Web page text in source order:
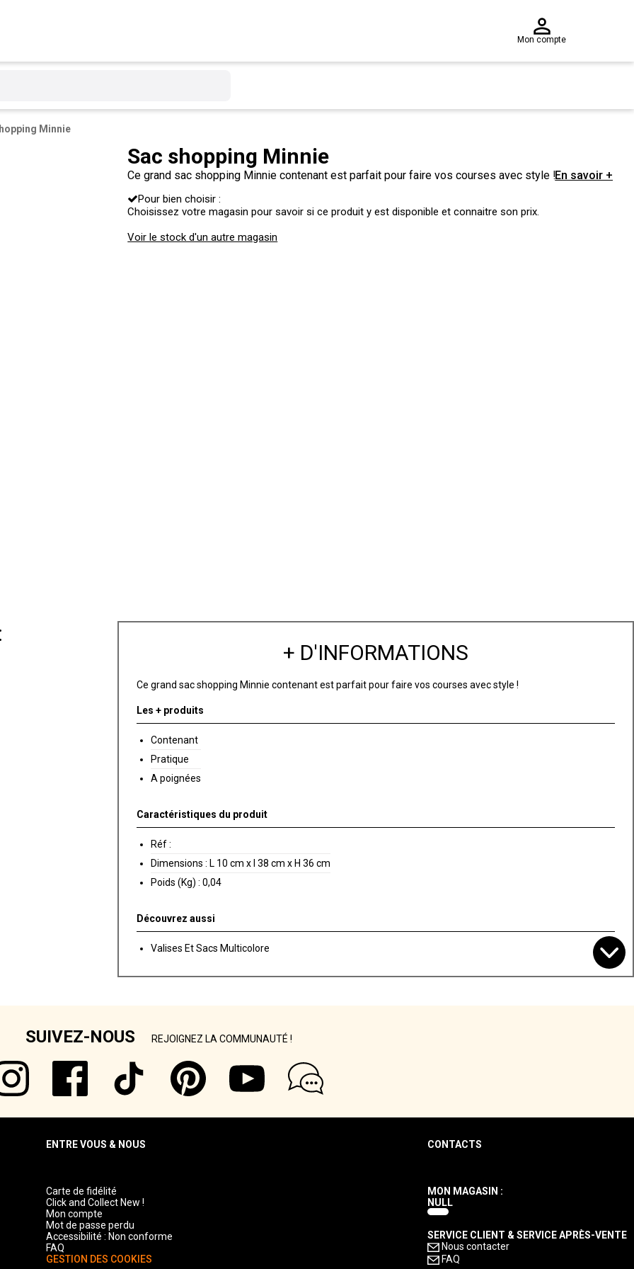
Mon compte
Minnie
Sac shopping Minnie
Ce grand sac shopping Minnie contenant est parfait pour faire vos courses avec style !En savoir +
Pour bien choisir :
Choisissez votre magasin pour savoir si ce produit y est disponible et connaitre son prix.
Voir le stock d'un autre magasin
+ D'INFORMATIONS
Ce grand sac shopping Minnie contenant est parfait pour faire vos courses avec style !
Les + produits
Contenant
Pratique
A poignées
Caractéristiques du produit
Réf :
Dimensions : L 10 cm x l 38 cm x H 36 cm
Poids (Kg) : 0,04
Découvrez aussi
Valises Et Sacs Multicolore
SUIVEZ-NOUS REJOIGNEZ LA COMMUNAUTÉ !
ENTRE VOUS & NOUS
Carte de fidélité
Click and Collect New !
Mon compte
Mot de passe perdu
Accessibilité : Non conforme
FAQ
GESTION DES COOKIES
CONTACTS
MON MAGASIN :
NULL
SERVICE CLIENT & SERVICE APRÈS-VENTE
Nous contacter
FAQ